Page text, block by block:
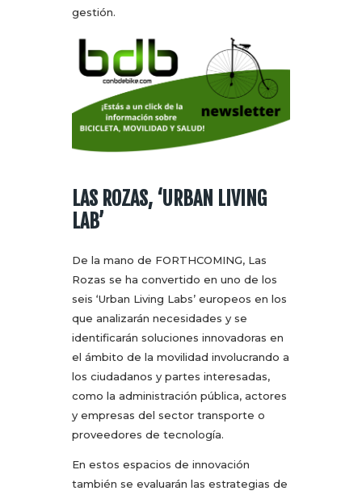
gestión.
LAS ROZAS, ‘URBAN LIVING
LAB’
De la mano de FORTHCOMING, Las
Rozas se ha convertido en uno de los
seis ‘Urban Living Labs’ europeos en los
que analizarán necesidades y se
identificarán soluciones innovadoras en
el ámbito de la movilidad involucrando a
los ciudadanos y partes interesadas,
como la administración pública, actores
y empresas del sector transporte o
proveedores de tecnología.
En estos espacios de innovación
también se evaluarán las estrategias de